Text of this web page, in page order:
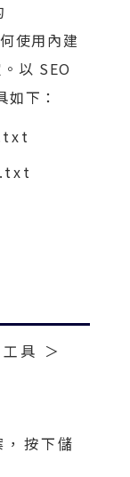
使用內建
以 SEO
下：
具 ＞
按下儲